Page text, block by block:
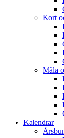
Kort
Måla
Kalendrar